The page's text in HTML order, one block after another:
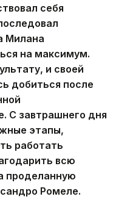
себя
Милана
на максимум.
и своей
добиться после
С завтрашнего дня
этапы,
работать
всю
проделанную
Ромеле.